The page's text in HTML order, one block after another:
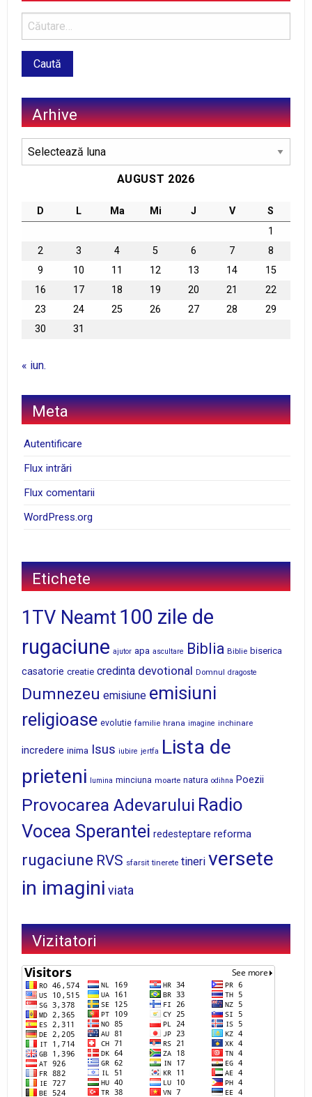
Arhive
Arhive
AUGUST 2026
D L Ma Mi J V
S
1
2
3 4 5 6 7
8
9
10 11 12 13 14
15
16
17 18 19 20 21
22
23
24 25 26 27 28
29
30
31
« iun.
Meta
Autentificare
Flux intrări
Flux comentarii
WordPress.org
Etichete
1TV Neamt 100 zile de
rugaciune ajutor apa ascultare Biblia Biblie biserica
casatorie creatie credinta devotional Domnul dragoste
Dumnezeu emisiune emisiuni
religioase evolutie familie hrana imagine inchinare
incredere inima Isus iubire jertfa Lista de
prieteni
lumina minciuna moarte natura odihna Poezii
Provocarea Adevarului Radio
Vocea Sperantei redesteptare reforma
rugaciune RVS sfarsit tinerete tineri versete
in imagini viata
Vizitatori